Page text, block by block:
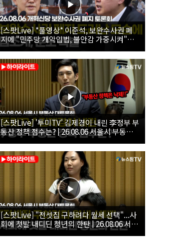
[스팟Live] *풀영상* 이준석, 보완수사권 폐
지에 "민주당 개악입법, 불안감 가중시켜"｜
26.08.06 개혁신당 보완수사권 폐지 토론회
[스팟Live] '투미TV' 김제경이 내린 李정부 부
동산 정책 점수는? | 26.08.06 서울시 부동산
대토론회
[스팟Live] "전셋집 구하려다 월세 선택"...사
회에 첫발 내디딘 청년의 한탄 | 26.08.06 서울
시 부동산 대토론회